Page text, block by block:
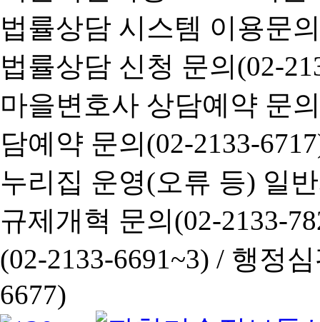
법률상담 시스템 이용문
법률상담 신청 문의(02-
마을변호사 상담예약 문
담예약 문의(02-2133-
누리집 운영(오류 등) 일
규제개혁 문의(02-2133-
(02-2133-6691~3) / 행정심
6677)